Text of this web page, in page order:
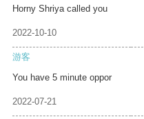
Horny Shriya called you
2022-10-10
游客
You have 5 minute oppor
2022-07-21